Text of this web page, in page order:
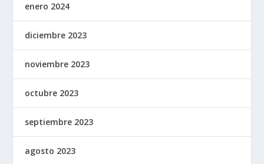
enero 2024
diciembre 2023
noviembre 2023
octubre 2023
septiembre 2023
agosto 2023